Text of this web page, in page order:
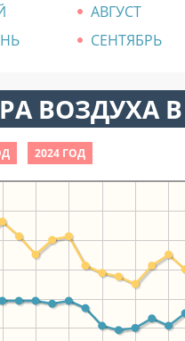
АВГУСТ
СЕНТЯБРЬ
ВОЗДУХА
2024 ГОД